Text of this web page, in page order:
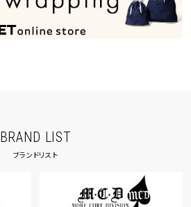
BRAND LIST
ブランドリスト